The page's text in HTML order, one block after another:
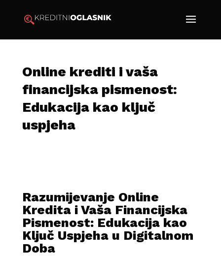
Online krediti i vaša
financijska pismenost:
Edukacija kao ključ
uspjeha
Razumijevanje Online
Kredita i Vaša Financijska
Pismenost: Edukacija kao
Ključ Uspjeha u Digitalnom
Doba